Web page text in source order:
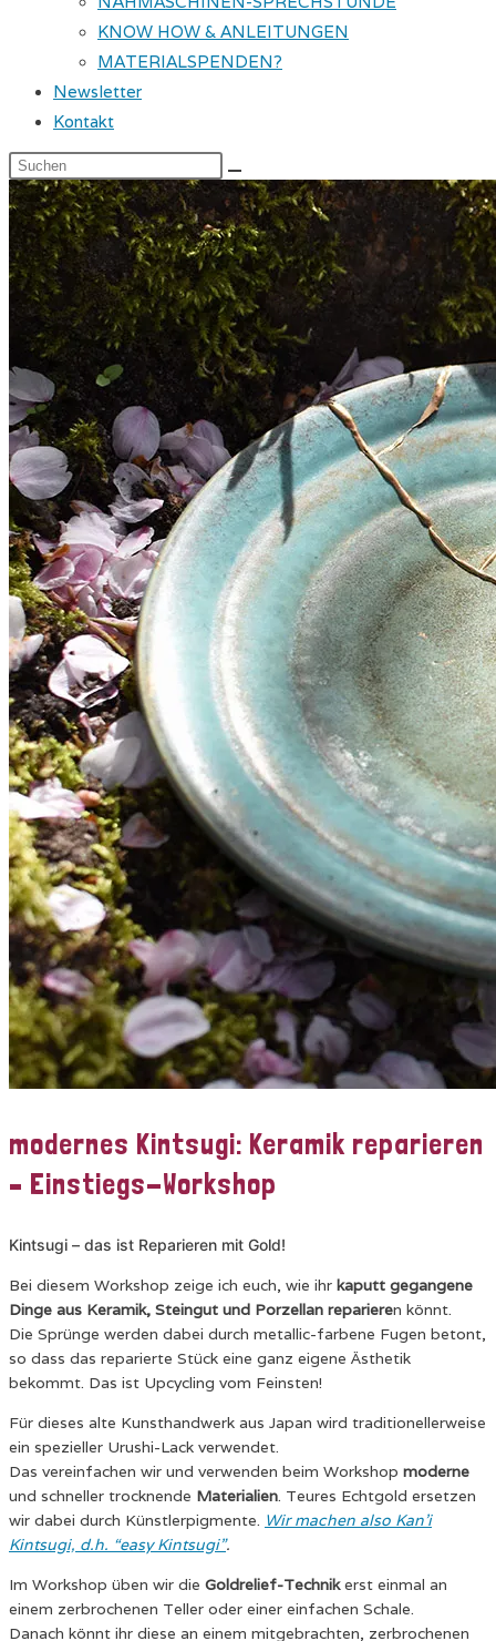
KNOW HOW & ANLEITUNGEN
MATERIALSPENDEN?
Newsletter
Kontakt
modernes Kintsugi: Keramik reparieren
– Einstiegs-Workshop
Kintsugi – das ist Reparieren mit Gold!
Bei diesem Workshop zeige ich euch, wie ihr kaputt gegangene
Dinge aus Keramik, Steingut und Porzellan reparieren könnt.
Die Sprünge werden dabei durch metallic-farbene Fugen betont,
so dass das reparierte Stück eine ganz eigene Ästhetik
bekommt. Das ist Upcycling vom Feinsten!
Für dieses alte Kunsthandwerk aus Japan wird traditionellerweise
ein spezieller Urushi-Lack verwendet.
Das vereinfachen wir und verwenden beim Workshop moderne
und schneller trocknende Materialien. Teures Echtgold ersetzen
wir dabei durch Künstlerpigmente. Wir machen also Kan’i
Kintsugi, d.h. “easy Kintsugi”.
Im Workshop üben wir die Goldrelief-Technikerst einmal an
einem zerbrochenen Teller oder einer einfachen Schale.
Danach könnt ihr diese an einem mitgebrachten, zerbrochenen